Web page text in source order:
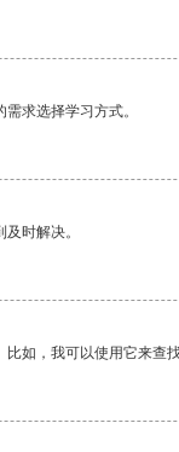
求选择学习方式。
时解决。
如，我可以使用它来查